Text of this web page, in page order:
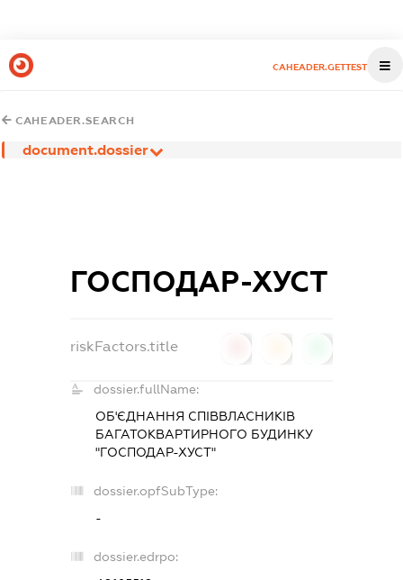
CAHEADER.GETTEST
CAHEADER.SEARCH
document.dossier
ГОСПОДАР-ХУСТ
riskFactors.title
dossier.fullName:
ОБ'ЄДНАННЯ СПІВВЛАСНИКІВ
БАГАТОКВАРТИРНОГО БУДИНКУ
"ГОСПОДАР-ХУСТ"
dossier.opfSubType:
-
dossier.edrpo: